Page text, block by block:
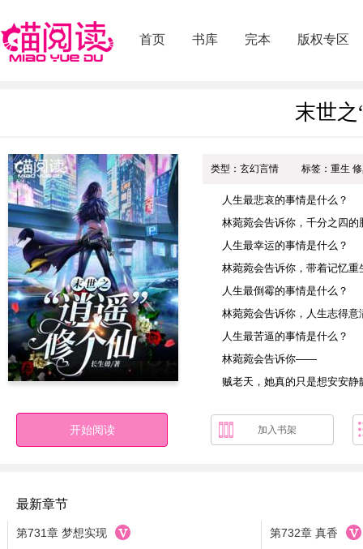
首页 书库 完本 版权专区
末世之
类型：玄幻言情 标签：重生
人生最悲哀的事情是什么？
林菀菀会告诉你，千分之四
人生最幸运的事情是什么？
林菀菀会告诉你，带着记忆
人生最倒霉的事情是什么？
林菀菀会告诉你，人生志得意
人生最苦逼的事情是什么？
林菀菀会告诉你——
贼老天，她真的只是想安安
开始阅读 加入书架
最新章节
第731章 梦想实现 第732章 真香